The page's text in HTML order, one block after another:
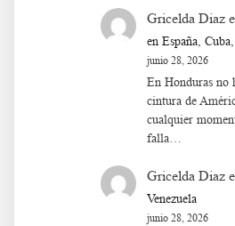
Gricelda Diaz
en España,
junio 28, 2026
En Honduras no
cintura de
cualquier
falla…
Gricelda Diaz
Venezuela
junio 28, 2026